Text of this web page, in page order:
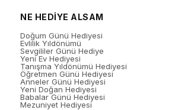
NE HEDİYE ALSAM
Doğum Günü Hediyesi
Evlilik Yıldönümü
Sevgililer Günü Hediye
Yeni Ev Hediyesi
Tanışma Yıldönümü Hediyesi
Öğretmen Günü Hediyesi
Anneler Günü Hediyesi
Yeni Doğan Hediyesi
Babalar Günü Hediyesi
Mezuniyet Hediyesi